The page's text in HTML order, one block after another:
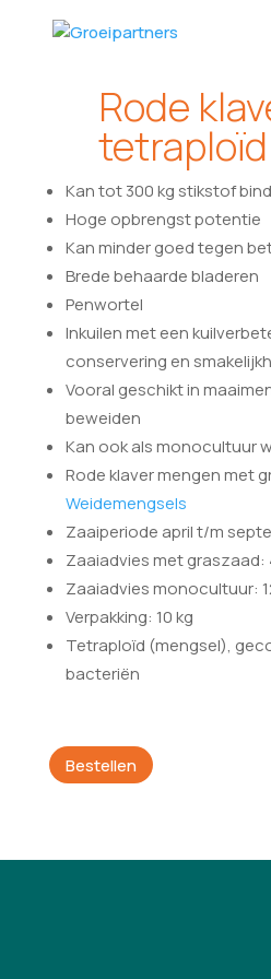
Rode
tetraploïd
Kan tot 300 kg stikstof
Hoge opbrengst potentie
Kan minder goed tegen
Brede behaarde bladeren
Penwortel
Inkuilen met een
conservering en
Vooral geschikt in
beweiden
Kan ook als monocultuur
Rode klaver mengen met
Weidemengsels
Zaaiperiode april t/m
Zaaiadvies met graszaad:
Zaaiadvies monocultuur:
Verpakking: 10 kg
Tetraploïd (mengsel),
bacteriën
Bestellen